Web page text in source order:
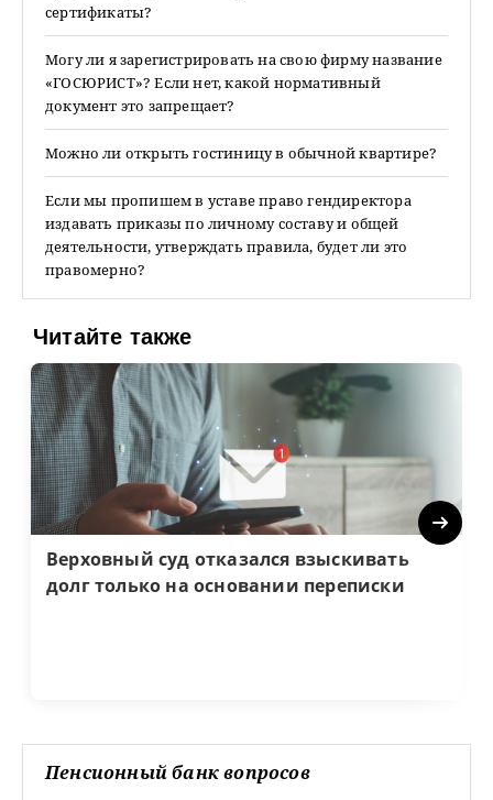
сертификаты?
Могу ли я зарегистрировать на свою фирму название
«ГОСЮРИСТ»? Если нет, какой нормативный
документ это запрещает?
Можно ли открыть гостиницу в обычной квартире?
Если мы пропишем в уставе право гендиректора
издавать приказы по личному составу и общей
деятельности, утверждать правила, будет ли это
правомерно?
Читайте также
Верховный суд отказался взыскивать
долг только на основании переписки
Next
Пенсионный банк вопросов